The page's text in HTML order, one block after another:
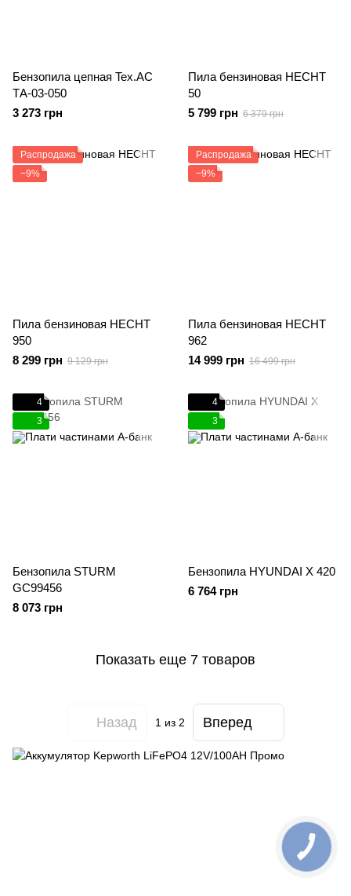
Бензопила цепная Tex.AC
ТА-03-050
3 273 грн
Пила бензиновая HECHT
50
5 799 грн 6 379 грн
Распродажа
−9%
Пила бензиновая HECHT
950
8 299 грн 9 129 грн
Распродажа
−9%
Пила бензиновая HECHT
962
14 999 грн 16 499 грн
4
3
Бензопила STURM
GC99456
8 073 грн
4
3
Бензопила HYUNDAI X 420
6 764 грн
Показать еще 7 товаров
Назад 1 из 2 Вперед